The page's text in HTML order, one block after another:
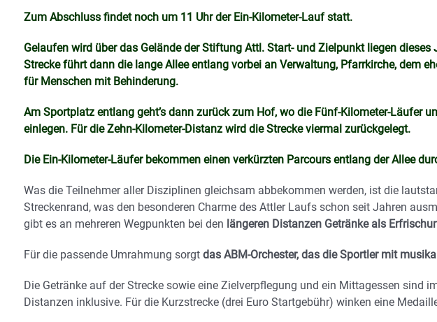
Zum Abschluss findet noch um 11 Uhr der Ein-Kilometer-Lauf statt.
Gelaufen wird über das Gelände der Stiftung Attl. Start- und Zielpunkt liegen
Strecke führt dann die lange Allee entlang vorbei an Verwaltung, Pfarrkirche, dem
für Menschen mit Behinderung.
Am Sportplatz entlang geht’s dann zurück zum Hof, wo die Fünf-Kilometer-Läufer
einlegen. Für die Zehn-Kilometer-Distanz wird die Strecke viermal zurückgelegt.
Die Ein-Kilometer-Läufer bekommen einen verkürzten Parcours entlang der Allee
Was die Teilnehmer aller Disziplinen gleichsam abbekommen werden, ist die
Streckenrand, was den besonderen Charme des Attler Laufs schon seit Jahren
gibt es an mehreren Wegpunkten bei den längeren Distanzen Getränke als
Für die passende Umrahmung sorgt das ABM-Orchester, das die Sportler mit
Die Getränke auf der Strecke sowie eine Zielverpflegung und ein Mittagessen sind
Distanzen inklusive. Für die Kurzstrecke (drei Euro Startgebühr) winken eine